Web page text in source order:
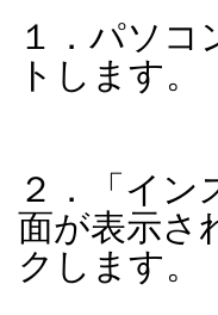
１．パソコ
トします。
２．「イ
面が表示さ
クします。